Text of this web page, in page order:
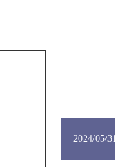
2024/05/